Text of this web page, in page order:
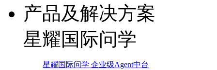
产品及解决方案
星耀国际问学
星耀国际问学 企业级Agent中台